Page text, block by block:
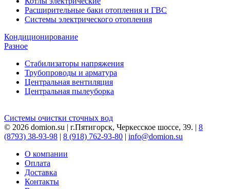
Расширительные баки отопления и ГВС
Системы электрического отопления
Кондиционирование
Разное
Стабилизаторы напряжения
Трубопроводы и арматура
Центральная вентиляция
Центральная пылеуборка
Системы очистки сточных вод
© 2026 domion.su | г.Пятигорск, Черкесское шоссе, 39. | 8
(8793) 38-93-98 | 8 (918) 762-93-80 | info@domion.su
О компании
Оплата
Доставка
Контакты